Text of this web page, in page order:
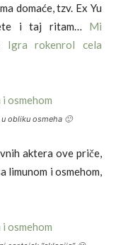
domaće, tzv. Ex Yu
i taj ritam… Mi
Igra rokenrol cela
obliku osmeha 🙂
aktera ove priče,
limunom i osmehom,